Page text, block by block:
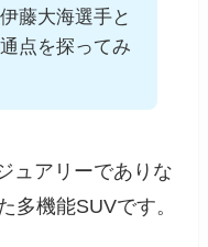
藤大海選手と
点を探ってみ
ュアリーでありな
多機能SUVです。